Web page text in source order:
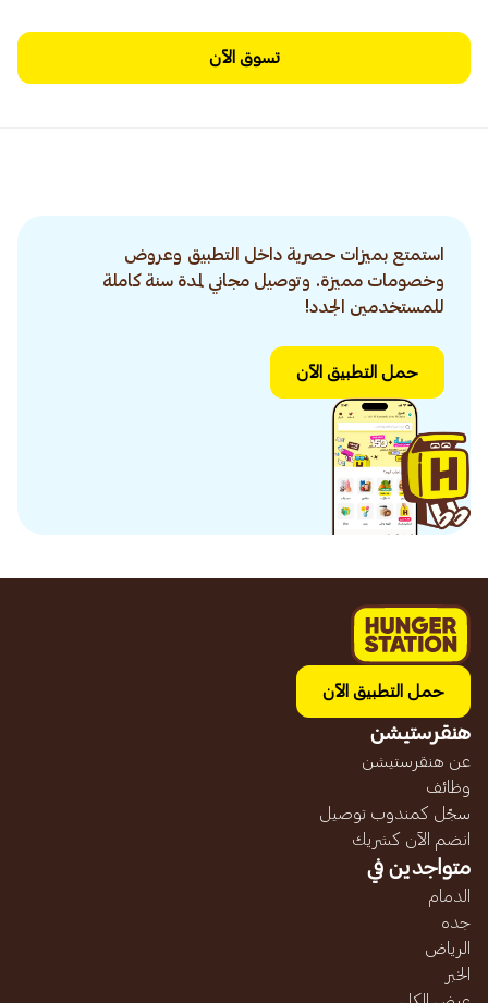
تسوق الآن
استمتع بميزات حصرية داخل التطبيق وعروض
وخصومات مميزة. وتوصيل مجاني لمدة سنة كاملة
للمستخدمين الجدد!
حمل التطبيق الآن
حمل التطبيق الآن
هنقرستيشن
عن هنقرستيشن
وظائف
سجّل كمندوب توصيل
انضم الآن كشريك
متواجدين في
الدمام
جده
الرياض
الخبر